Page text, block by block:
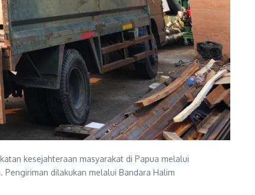
kesejahteraan masyarakat di Papua melalui
dilakukan melalui Bandara Halim